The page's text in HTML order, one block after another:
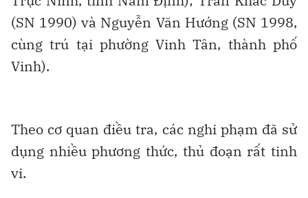
(SN 1990) và Nguyễn Văn Hướng (SN 1998,
cùng trú tại phường Vinh Tân, thành phố
Vinh).
Theo cơ quan điều tra, các nghi phạm đã sử
dụng nhiều phương thức, thủ đoạn rất tinh
vi.